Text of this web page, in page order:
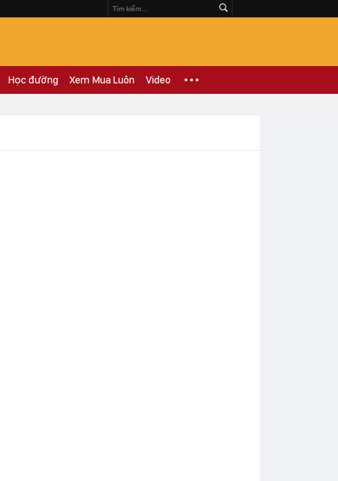
Học đường Xem Mua Luôn Video